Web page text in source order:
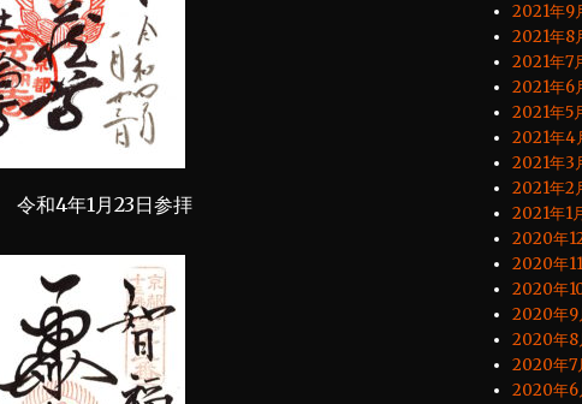
令和4年1月23日参拝
2021年9
2021年8
2021年7
2021年6
2021年5
2021年4
2021年3
2021年2
2021年1
2020年
2020年
2020年
2020年9
2020年8
2020年7
2020年6